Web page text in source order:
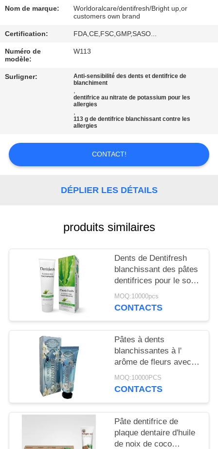
VISITE
CONTRÔLE
DE
QUALITÉ
CONTACTEZ-
DEMANDEZ
CITATION
SITE
POLITIQUE
MATIÈRE
DE
PROTECTION
PRIVÉE
Nom de marque:
Worldoralcare/dentifresh/Bright up,or
customers own brand
Certification: FDA,CE,FSC,GMP,SASO...
Numéro de
modèle:
W113
Surligner:
Anti-sensibilité des dents et dentifrice de
blanchiment
,
dentifrice au nitrate de potassium pour les
allergies
,
113 g de dentifrice blanchissant contre les
allergies
CONTACT!
DÉPLIER LES DÉTAILS
produits similaires
Dents de Dentifresh
blanchissant des pâtes
dentifrices pour le soin
oral professionnel non
toxique
MOQ:10000pcs
CONTACTS
Pâtes à dents
blanchissantes à l'
arôme de fleurs avec
sorbitol Silica 400g
Carton en papier blanc
MOQ:10000PCS
CONTACTS
Pâte dentifrice de
plaque dentaire d'huile
de noix de coco